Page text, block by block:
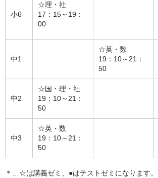
小6
☆理・社
17：15～19：
00
中1
☆英・数
19：10～21：
50
中2
☆国・理・社
19：10～21：
50
中3
☆英・数
19：10～21：
50
＊…☆は講義ゼミ、●はテストゼミになります。